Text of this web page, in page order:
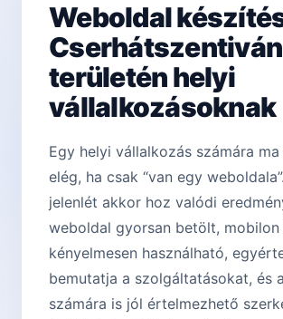
Weboldal
Cserhátszentiván
területén helyi
vállalkozásoknak
Egy helyi vállalkozás számára ma
elég, ha csak “van egy
jelenlét akkor hoz valódi
weboldal gyorsan betölt, mobilon
kényelmesen használható,
bemutatja a szolgáltatásokat, és
számára is jól értelmezhető